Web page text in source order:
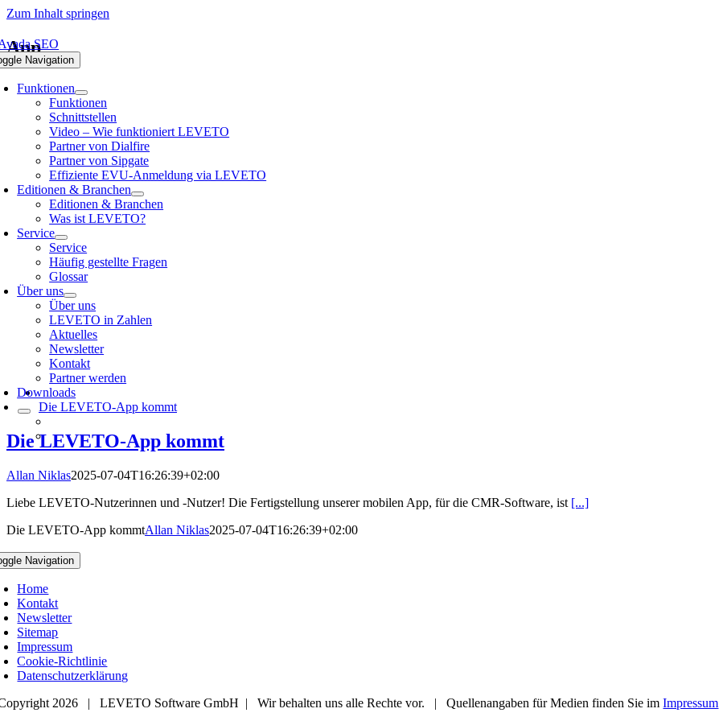
Zum Inhalt springen
Navigation
Funktionen
Funktionen
Schnittstellen
Video – Wie funktioniert LEVETO
Partner von Dialfire
Partner von Sipgate
Effiziente EVU-Anmeldung via LEVETO
Editionen & Branchen
Editionen & Branchen
Was ist LEVETO?
Service
Service
Häufig gestellte Fragen
Glossar
Über uns
Über uns
LEVETO in Zahlen
Aktuelles
Newsletter
Kontakt
Partner werden
Downloads
App
Die LEVETO-App kommt
Die LEVETO-App kommt
Allan Niklas2025-07-04T16:26:39+02:00
Liebe LEVETO-Nutzerinnen und -Nutzer! Die Fertigstellung unserer mobilen App, für die CMR-Software, ist [...]
Die LEVETO-App kommtAllan Niklas2025-07-04T16:26:39+02:00
Navigation
Home
Kontakt
Newsletter
Sitemap
Impressum
Cookie-Richtlinie
Datenschutzerklärung
2026 | LEVETO Software GmbH | Wir behalten uns alle Rechte vor. | Quellenangaben für Medien finden Sie imImpressum